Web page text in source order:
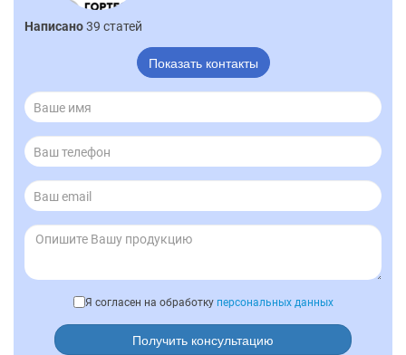
Написано39 статей
Показать контакты
Я согласен на обработку персональных данных
Получить консультацию